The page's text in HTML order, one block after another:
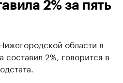
2% за пять
области в
составил 2%, говорится в